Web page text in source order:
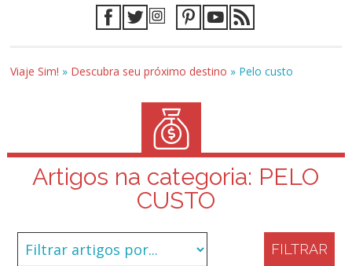
Viaje Sim! » Descubra seu próximo destino » Pelo custo
Artigos na categoria: PELO
CUSTO
FILTRAR